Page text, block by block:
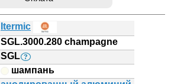
Itermic
SGL.3000.280 champagne
SGL ?
шампань